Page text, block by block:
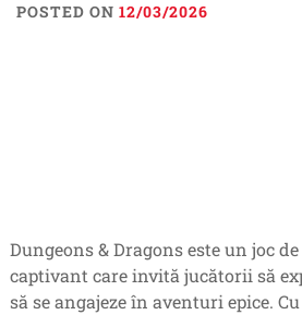
POSTED ON 12/03/2026
Dungeons & Dragons este un joc
captivant care invită jucătorii să
să se angajeze în aventuri epice.